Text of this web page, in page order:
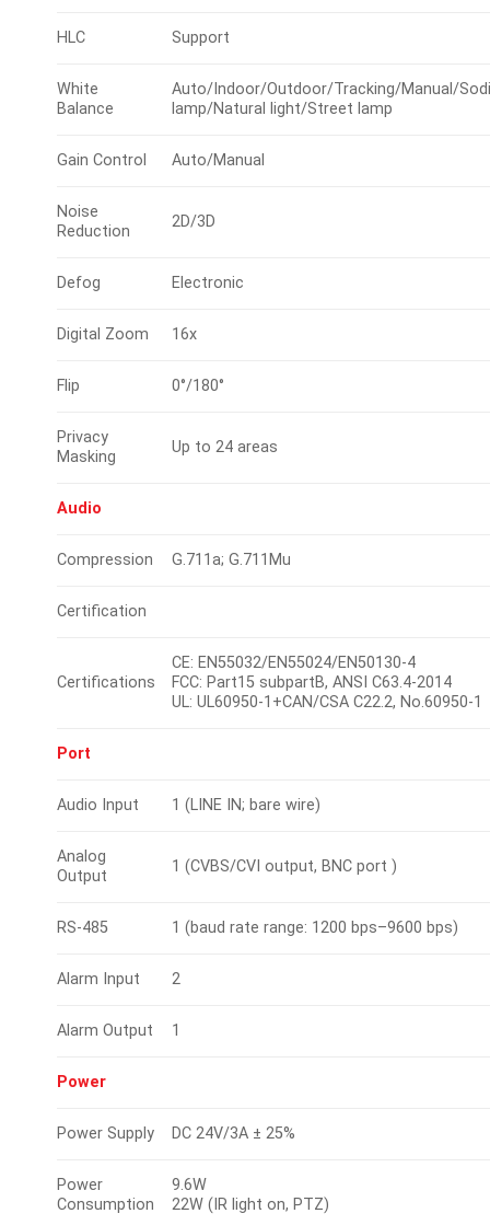
HLC Support
White
Balance
Auto/Indoor/Outdoor/Tracking/Manual/
lamp/Natural light/Street lamp
Gain Control Auto/Manual
Noise
Reduction
2D/3D
Defog Electronic
Digital Zoom 16x
Flip 0°/180°
Privacy
Masking
Up to 24 areas
Audio
Compression G.711a; G.711Mu
Certification
Certifications
CE: EN55032/EN55024/EN50130-4
FCC: Part15 subpartB, ANSI C63.4-2014
UL: UL60950-1+CAN/CSA C22.2, No.60950-1
Port
Audio Input 1 (LINE IN; bare wire)
Analog
Output
1 (CVBS/CVI output, BNC port )
RS-485 1 (baud rate range: 1200 bps–9600 bps)
Alarm Input 2
Alarm Output 1
Power
Power Supply DC 24V/3A ± 25%
Power
Consumption
9.6W
22W (IR light on, PTZ)